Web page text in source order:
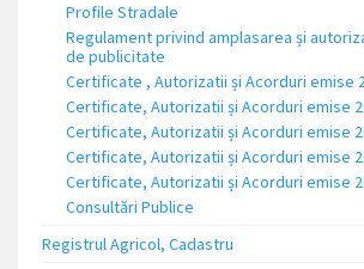
Profile Stradale
Regulament privind amplasarea și
de publicitate
Certificate , Autorizatii și Acorduri emise
Certificate, Autorizatii și Acorduri emise
Certificate, Autorizatii și Acorduri emise
Certificate, Autorizatii și Acorduri emise
Certificate, Autorizatii și Acorduri emise
Consultări Publice
Registrul Agricol, Cadastru